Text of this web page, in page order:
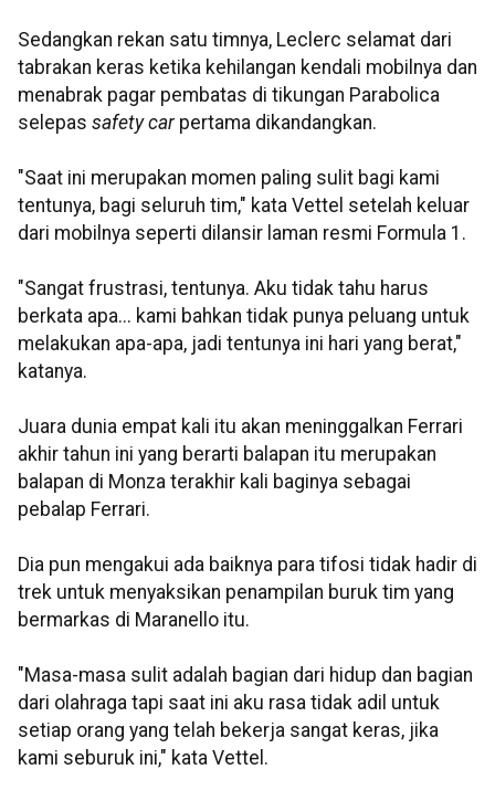
Sedangkan rekan satu timnya, Leclerc selamat dari
tabrakan keras ketika kehilangan kendali mobilnya dan
menabrak pagar pembatas di tikungan Parabolica
selepas safety car pertama dikandangkan.
"Saat ini merupakan momen paling sulit bagi kami
tentunya, bagi seluruh tim," kata Vettel setelah keluar
dari mobilnya seperti dilansir laman resmi Formula 1.
"Sangat frustrasi, tentunya. Aku tidak tahu harus
berkata apa... kami bahkan tidak punya peluang untuk
melakukan apa-apa, jadi tentunya ini hari yang berat,"
katanya.
Juara dunia empat kali itu akan meninggalkan Ferrari
akhir tahun ini yang berarti balapan itu merupakan
balapan di Monza terakhir kali baginya sebagai
pebalap Ferrari.
Dia pun mengakui ada baiknya para tifosi tidak hadir di
trek untuk menyaksikan penampilan buruk tim yang
bermarkas di Maranello itu.
"Masa-masa sulit adalah bagian dari hidup dan bagian
dari olahraga tapi saat ini aku rasa tidak adil untuk
setiap orang yang telah bekerja sangat keras, jika
kami seburuk ini," kata Vettel.